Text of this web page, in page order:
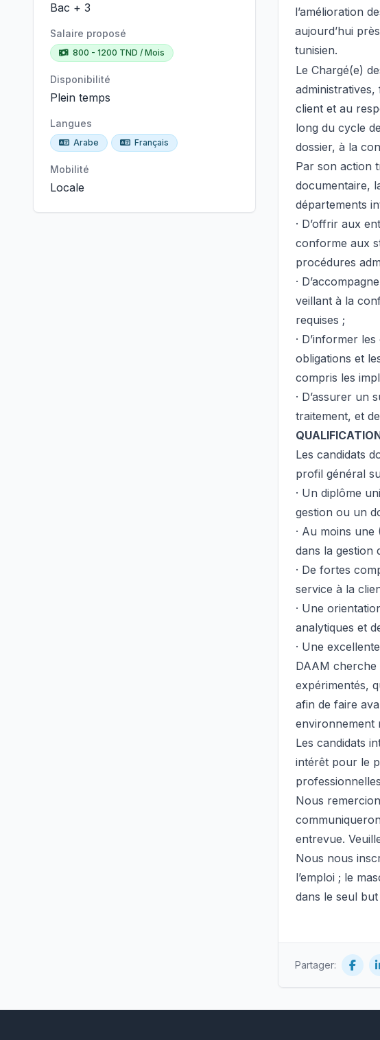
Bac + 3
Salaire proposé
800 - 1200 TND / Mois
Disponibilité
Plein temps
Langues
Arabe Français
Mobilité
Locale
l’amélioration
aujourd’hui
tunisien.
Le Chargé(e)
client et au
long du cycle
dossier, à la
Par son action
documentaire,
départements
· D’offrir aux
conforme aux
procédures
·
veillant à la
requises ;
· D’informer
obligations et
compris les
· D’assurer un
traitement, et
Les candidats
profil général
· Un diplôme
gestion ou un
· Au moins
dans la gestion
· De fortes
service à la
· Une
analytiques et
· Une
DAAM cherche
expérimentés,
afin de faire
environnement
Les candidats
intérêt pour le
Nous
entrevue.
Nous nous
l’emploi ; le
dans le seul but
Partager: